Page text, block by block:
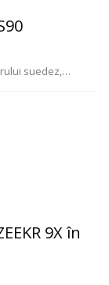
suedez,…
9X în